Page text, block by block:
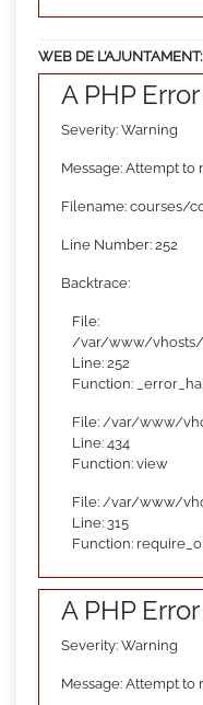
WEB DE L’AJUNTAMENT:
A PHP
Severity: Warning
Message: Attempt to
Filename: courses/
Line Number: 252
Backtrace:
File:
/var/www/vhosts/
Line: 252
Function:
File: /var/www/
Line: 434
Function: view
File: /var/www/
Line: 315
Function:
A PHP
Severity: Warning
Message: Attempt to